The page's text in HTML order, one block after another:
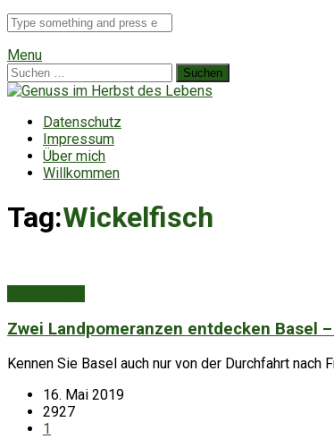
Suche
für
Menu
Suchen
nach:
Datenschutz
Impressum
Über mich
Willkommen
Tag:Wickelfisch
Zwei Landpomeranzen entdecken Basel
Kennen Sie Basel auch nur von der Durchfahrt
16. Mai 2019
2927
1